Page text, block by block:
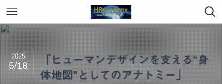
「ヒューマンデザインを支える“身
体地図”としてのアナトミー」
2025
5/18